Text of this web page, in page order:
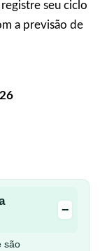
seu ciclo
a previsão de
−
são